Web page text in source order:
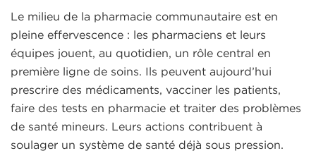
Le milieu de la pharmacie communautaire est en
pleine effervescence : les pharmaciens et leurs
équipes jouent, au quotidien, un rôle central en
première ligne de soins. Ils peuvent aujourd’hui
prescrire des médicaments, vacciner les patients,
faire des tests en pharmacie et traiter des problèmes
de santé mineurs. Leurs actions contribuent à
soulager un système de santé déjà sous pression.